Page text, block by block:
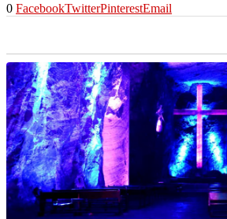
0 FacebookTwitterPinterestEmail